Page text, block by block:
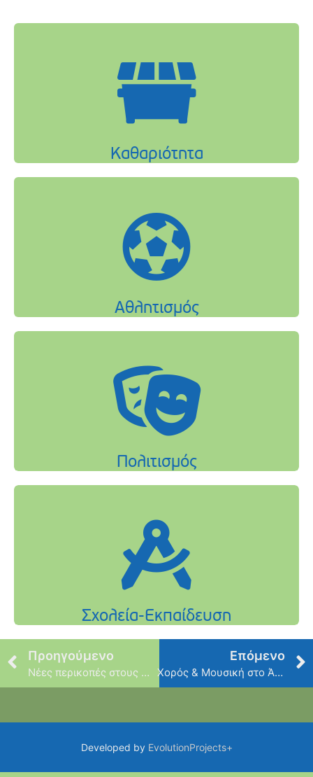
Προηγούμενο
Νέες περικοπές στους Δήμους
Επόμενο
Χορός & Μουσική στο Άλσος Βεΐκου
Developed by EvolutionProjects+